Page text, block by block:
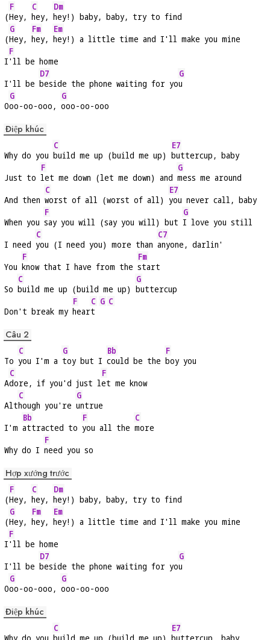
(
F
Hey,
C
hey,
Dm
hey!) baby, baby, try to find
(
G
Hey,
Fm
hey,
Em
hey!) a little time and I'll make you mine
I
F
'll be home
I'll be
D7
beside the phone waiting for yo
G
u
O
G
oo-oo-ooo,
G
ooo-oo-ooo
Điệp khúc
Why do you
C
build me up (build me up)
E7
buttercup, baby
Just to
F
let me down (let me down) and
G
mess me around
And then
C
worst of all (worst of all)
E7
you never call, baby
When you
F
say you will (say you will) but
G
I love you still
I need
C
you (I need you) more than
C7
anyone, darlin'
You
F
know that I have from the
Fm
start
So
C
build me up (build me up)
G
buttercup
Don't break my
F
hear
C
t
G C
Câu 2
To
C
you I'm a
G
toy but I
Bb
could be the
F
boy you
A
C
dore, if you'd just l
F
et me know
Alt
C
hough you're
G
untrue
I'm
Bb
attracted to
F
you all the
C
more
Why do I
F
need you so
Hợp xướng trước
(
F
Hey,
C
hey,
Dm
hey!) baby, baby, try to find
(
G
Hey,
Fm
hey,
Em
hey!) a little time and I'll make you mine
I
F
'll be home
I'll be
D7
beside the phone waiting for yo
G
u
O
G
oo-oo-ooo,
G
ooo-oo-ooo
Điệp khúc
C
E7